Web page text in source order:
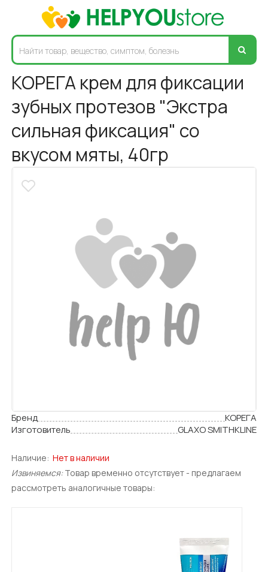
КОРЕГА крем для фиксации
зубных протезов "Экстра
сильная фиксация" со
вкусом мяты, 40гр
Бренд
КОРЕГА
Изготовитель
GLAXO SMITHKLINE
Наличие: Нет в наличии
Извиняемся: Товар временно отсутствует - предлагаем
рассмотреть аналогичные товары: